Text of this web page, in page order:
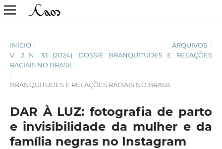
INÍCIO / ARQUIVOS /
V. 2 N. 33 (2024): DOSSIÊ BRANQUITUDES E RELAÇÕES
RACIAIS NO BRASIL
/
BRANQUITUDES E RELAÇÕES RACIAIS NO BRASIL
DAR À LUZ: fotografia de parto
e invisibilidade da mulher e da
família negras no Instagram